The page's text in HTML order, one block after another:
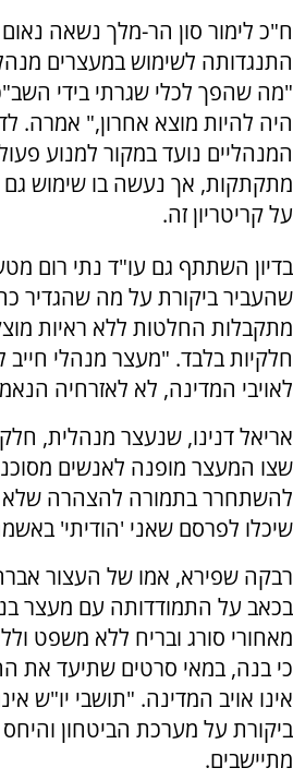
ח"כ לימור סון הר-מלך נשאה
התנגדותה לשימוש במעצרים
"מה שהפך לכלי שגרתי בידי
היה להיות מוצא אחרון," אמרה.
המנהליים נועד במקור למנוע
מתקתקות, אך נעשה בו שימוש גם
על קריטריון זה.
בדיון השתתף גם עו"ד נתי רום
שהעביר ביקורת על מה שהגדיר
מתקבלות החלטות ללא ראיות
חלקיות בלבד. "מעצר מנהלי חייב
לאויבי המדינה, לא לאזרחיה
אריאל דנינו, שנעצר מנהלית,
שצו המעצר מופנה לאנשים
להשתחרר בתמורה להצהרה שלא
שיכלו לפרסם שאני 'הודיתי'
רבקה שפירא, אמו של העצור
בכאב על התמודדותה עם מעצר
מאחורי סורג ובריח ללא משפט
כי בנה, במאי סרטים שתיעד את
אינו אויב המדינה. "תושבי יו"ש
ביקורת על מערכת הביטחון
מתיישבים.